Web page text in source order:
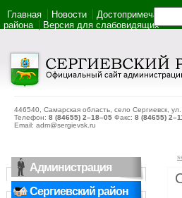
446540, Самарская область, село Сергиевск,
Телефон: 8 (84655) 2–18–05 Факс: 8 (84655)
Email: adm@sergievsk.ru
Главная Новости
района
Версия для слабовидящих
Администрация
Сергиевский район